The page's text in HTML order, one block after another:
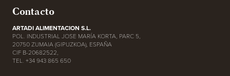
Contacto
ARTADI ALIMENTACION S.L.
POL. INDUSTRIAL JOSE MARÍA KORTA, PARC 5,
20750 ZUMAIA (GIPUZKOA), ESPAÑA
CIF B-20682522,
TEL. +34 943 865 650